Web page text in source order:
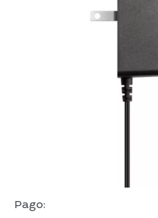
Pago: